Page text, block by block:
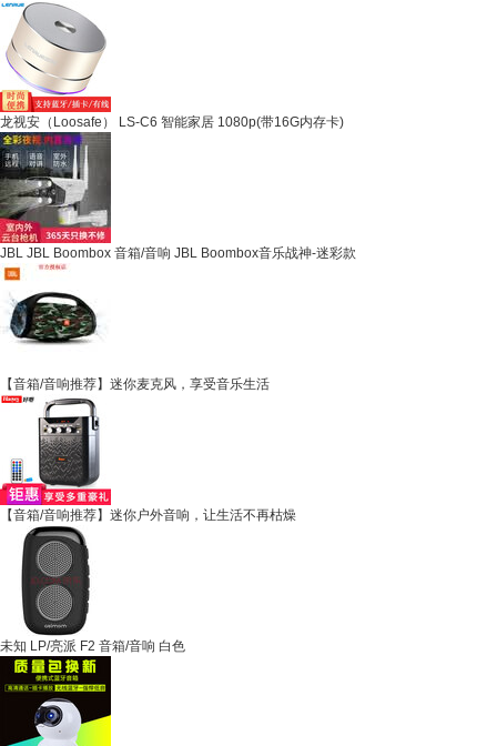
龙视安（Loosafe） LS-C6 智能家居 1080p(带16G内存卡)
JBL JBL Boombox 音箱/音响 JBL Boombox音乐战神-迷彩款
【音箱/音响推荐】迷你麦克风，享受音乐生活
【音箱/音响推荐】迷你户外音响，让生活不再枯燥
未知 LP/亮派 F2 音箱/音响 白色